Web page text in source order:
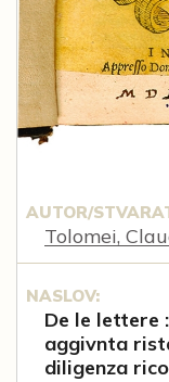
AUTOR/
Tolomei,
NASLOV:
De le lettere
aggivnta
diligenza